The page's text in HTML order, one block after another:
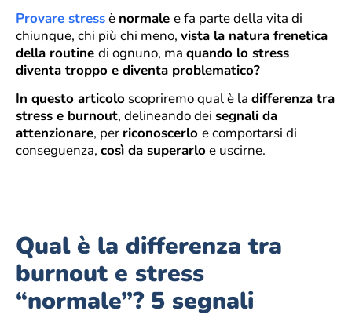
Provare stressè normale e fa parte della vita di
chiunque, chi più chi meno, vista la natura frenetica
della routine di ognuno, ma quando lo stress
diventa troppo e diventa problematico?
In questo articolo scopriremo qual è la differenza tra
stress e burnout, delineando dei segnali da
attenzionare, per riconoscerlo e comportarsi di
conseguenza, così da superarloe uscirne.
Qual è la differenza tra
burnout e stress
“normale”? 5 segnali